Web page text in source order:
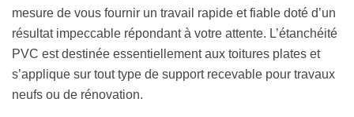
mesure de vous fournir un travail rapide et fiable doté d’un
résultat impeccable répondant à votre attente. L’étanchéité
PVC est destinée essentiellement aux toitures plates et
s’applique sur tout type de support recevable pour travaux
neufs ou de rénovation.